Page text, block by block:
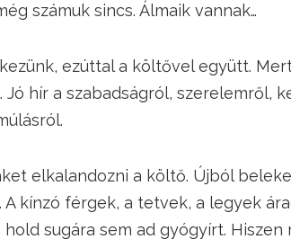
számuk sincs. Álmaik vannak…
ezúttal a költővel együtt.
hír a szabadságról, szerelemről,
elkalandozni a költő. Újból
kínzó férgek, a tetvek, a legyek
sugára sem ad gyógyírt. Hiszen